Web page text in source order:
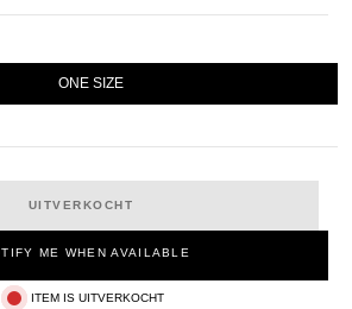
ONE SIZE
UITVERKOCHT
ME WHEN AVAILABLE
ITEM IS UITVERKOCHT